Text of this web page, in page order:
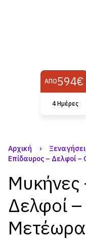
ΑΠΌ594€
4 Ημέρες
Αρχική ›
Επίδαυρος – Δελφοί
Μυκήνες
Δελφοί
Μετέωρα